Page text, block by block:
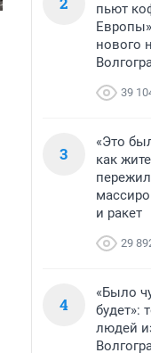
пьют
нового
39
3
«Это
как
и ракет
29
4
«Было
будет»:
людей